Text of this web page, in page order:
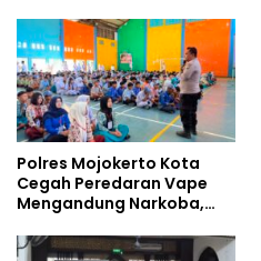
Polres Mojokerto Kota
Cegah Peredaran Vape
Mengandung Narkoba,
Kalangan Remaja